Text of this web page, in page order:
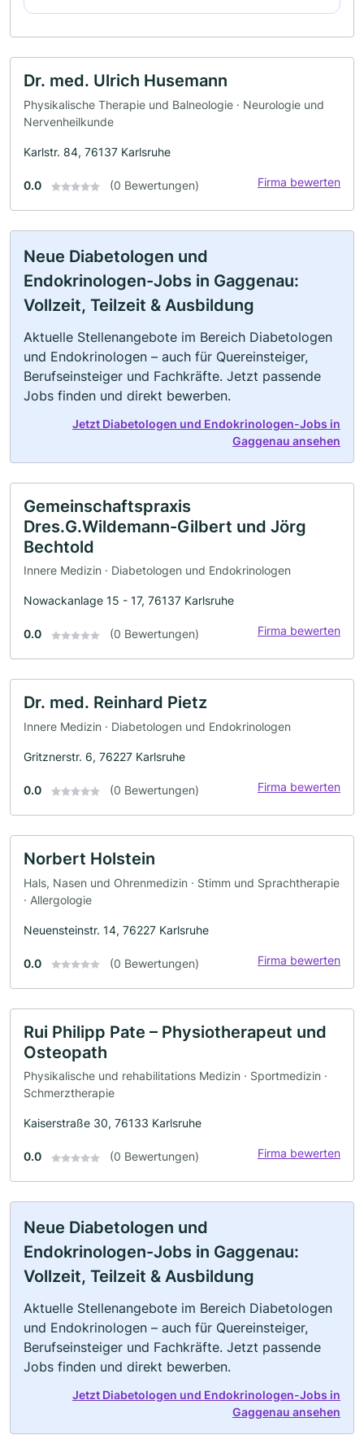
Dr. med. Ulrich Husemann
Physikalische Therapie und Balneologie · Neurologie und
Nervenheilkunde
Karlstr. 84, 76137 Karlsruhe
0.0 (0 Bewertungen) Firma bewerten
Neue Diabetologen und
Endokrinologen-Jobs in Gaggenau:
Vollzeit, Teilzeit & Ausbildung
Aktuelle Stellenangebote im Bereich Diabetologen
und Endokrinologen – auch für Quereinsteiger,
Berufseinsteiger und Fachkräfte. Jetzt passende
Jobs finden und direkt bewerben.
Jetzt Diabetologen und Endokrinologen-Jobs in
Gaggenau ansehen
Gemeinschaftspraxis
Dres.G.Wildemann-Gilbert und Jörg
Bechtold
Innere Medizin · Diabetologen und Endokrinologen
Nowackanlage 15 - 17, 76137 Karlsruhe
0.0 (0 Bewertungen) Firma bewerten
Dr. med. Reinhard Pietz
Innere Medizin · Diabetologen und Endokrinologen
Gritznerstr. 6, 76227 Karlsruhe
0.0 (0 Bewertungen) Firma bewerten
Norbert Holstein
Hals, Nasen und Ohrenmedizin · Stimm und Sprachtherapie
· Allergologie
Neuensteinstr. 14, 76227 Karlsruhe
0.0 (0 Bewertungen) Firma bewerten
Rui Philipp Pate – Physiotherapeut und
Osteopath
Physikalische und rehabilitations Medizin · Sportmedizin ·
Schmerztherapie
Kaiserstraße 30, 76133 Karlsruhe
0.0 (0 Bewertungen) Firma bewerten
Neue Diabetologen und
Endokrinologen-Jobs in Gaggenau:
Vollzeit, Teilzeit & Ausbildung
Aktuelle Stellenangebote im Bereich Diabetologen
und Endokrinologen – auch für Quereinsteiger,
Berufseinsteiger und Fachkräfte. Jetzt passende
Jobs finden und direkt bewerben.
Jetzt Diabetologen und Endokrinologen-Jobs in
Gaggenau ansehen